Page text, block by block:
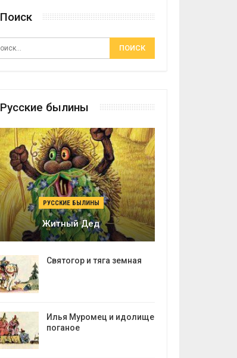
Поиск
Русские былины
РУССКИЕ БЫЛИНЫ
Житный Дед
Святогор и тяга земная
Илья Муромец и идолище
поганое